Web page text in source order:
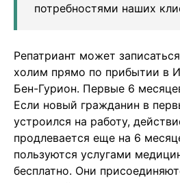
потребностями наших
Репатриант может
холим прямо по прибытии в
Бен-Гурион. Первые 6
Если новый гражданин в
устроился на работу,
продлевается еще на 6
пользуются услугами
бесплатно. Они